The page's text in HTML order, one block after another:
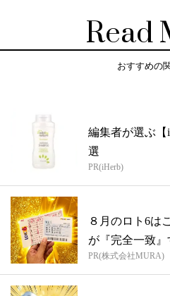
Read
おすすめの
編集者が選ぶ【
選
PR(iHerb)
８月のロト6は
が『完全一致
PR(株式会社MURA)